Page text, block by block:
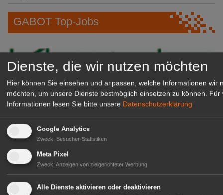
GABOT Top-Jobs
Kientzler Jungpflanzen GmbH
& Co KG
Gärtner im Zierpflanzenbau
(m/w/d)
Dienste, die wir nutzen möchten
Hier können Sie einsehen und anpassen, welche Informationen wir
möchten, um unsere Dienste bestmöglich einsetzen zu können. Für
Informationen lesen Sie bitte unsere Datenschutzerklärung
Google Analytics
Zweck: Besucher-Statistiken
Meta Pixel
Zweck: Anzeigen von zielgerichteter Werbung
Alle Dienste aktivieren oder deaktivieren